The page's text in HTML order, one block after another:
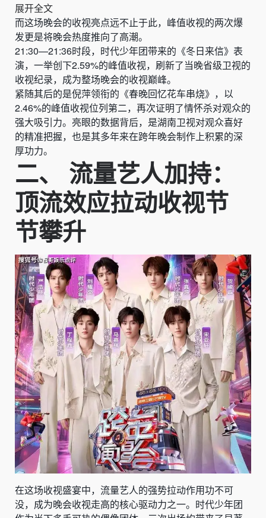
展开全文
而这场晚会的收视亮点远不止于此，峰值收视的两次爆
发更是将晚会热度推向了高潮。
21:30—21:36时段，时代少年团带来的《冬日来信》表
演，一举创下2.59%的峰值收视，刷新了当晚省级卫视的
收视纪录，成为整场晚会的收视巅峰。
紧随其后的是倪萍领衔的《春晚回忆花车串烧》，以
2.46%的峰值收视位列第二，再次证明了情怀杀对观众的
强大吸引力。亮眼的数据背后，是湖南卫视对观众喜好
的精准把握，也是其多年来在跨年晚会制作上积累的深
厚功力。
二、 流量艺人加持：
顶流效应拉动收视节
节攀升
在这场收视盛宴中，流量艺人的强势拉动作用功不可
没，成为晚会收视走高的核心驱动力之一。时代少年团